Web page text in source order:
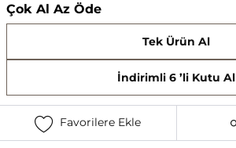
Çok Al Az Öde
Tek Ürün Al
İndirimli 6 ’li Kutu Al
Favorilere Ekle